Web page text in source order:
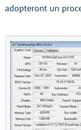
adopteront un